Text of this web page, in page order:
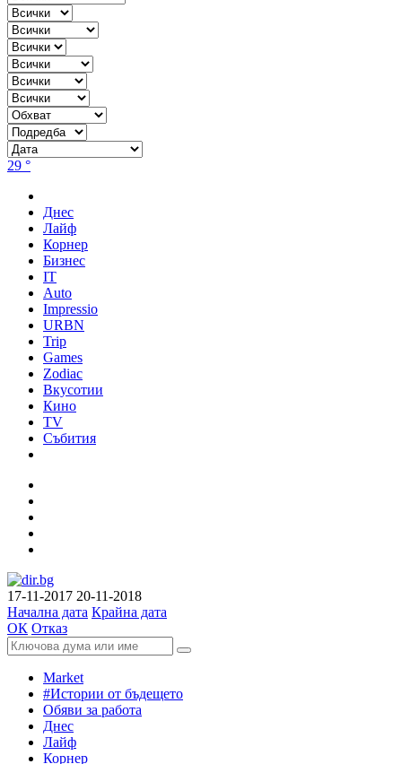
29 °
Днес
Лайф
Корнер
Бизнес
IT
Auto
Impressio
URBN
Trip
Games
Zodiac
Вкусотии
Кино
TV
Събития
17-11-2017 20-11-2018
Начална дата Крайна дата
ОК Отказ
Market
#Истории от бъдещето
Обяви за работа
Днес
Лайф
Корнер